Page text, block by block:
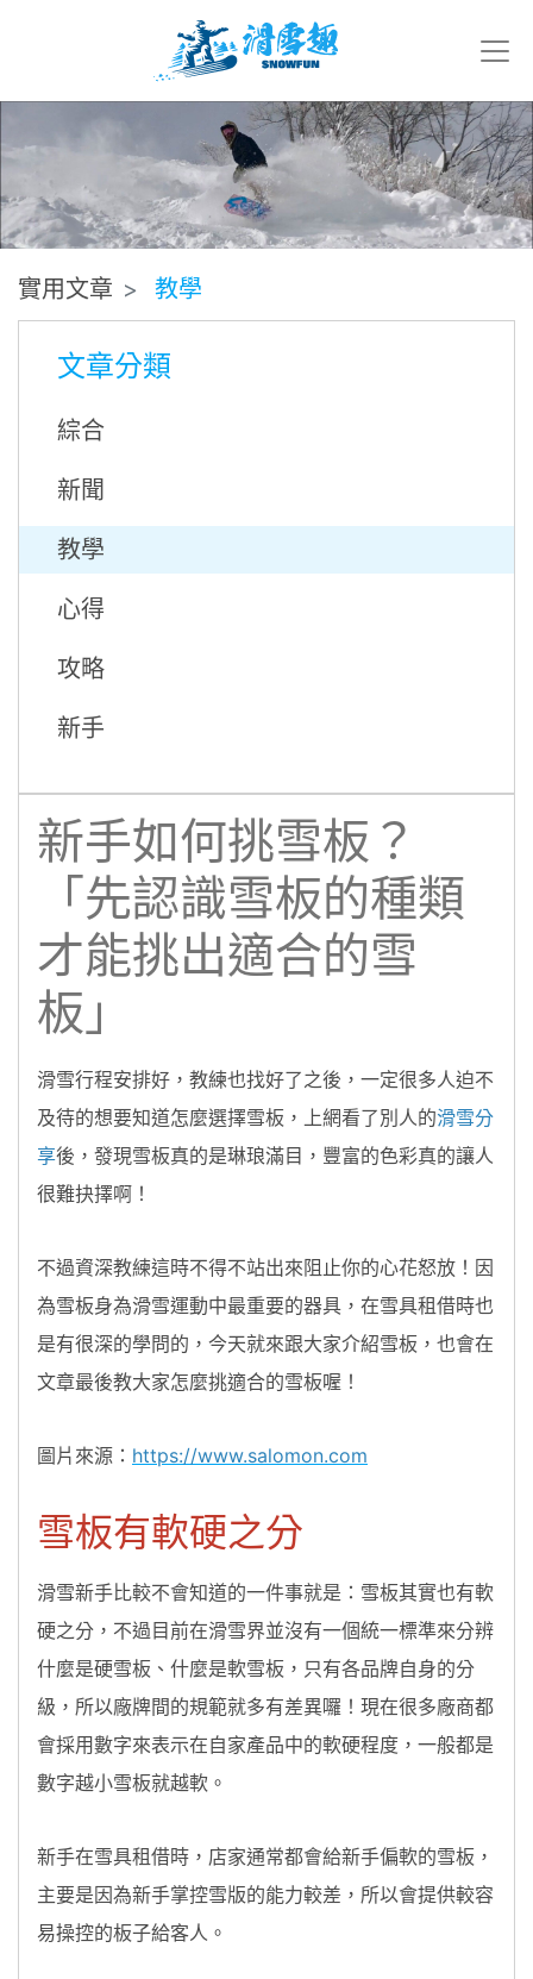
實用文章 教學
文章分類
綜合
新聞
教學
心得
攻略
新手
新手如何挑雪板？
「先認識雪板的種類
才能挑出適合的雪
板」
滑雪行程安排好，教練也找好了之後，一定很多人迫不
及待的想要知道怎麼選擇雪板，上網看了別人的滑雪分
享後，發現雪板真的是琳琅滿目，豐富的色彩真的讓人
很難抉擇啊！
不過資深教練這時不得不站出來阻止你的心花怒放！因
為雪板身為滑雪運動中最重要的器具，在雪具租借時也
是有很深的學問的，今天就來跟大家介紹雪板，也會在
文章最後教大家怎麼挑適合的雪板喔！
圖片來源： https://www.salomon.com
雪板有軟硬之分
滑雪新手比較不會知道的一件事就是：雪板其實也有軟
硬之分，不過目前在滑雪界並沒有一個統一標準來分辨
什麼是硬雪板、什麼是軟雪板，只有各品牌自身的分
級，所以廠牌間的規範就多有差異囉！現在很多廠商都
會採用數字來表示在自家產品中的軟硬程度，一般都是
數字越小雪板就越軟。
新手在雪具租借時，店家通常都會給新手偏軟的雪板，
主要是因為新手掌控雪版的能力較差，所以會提供較容
易操控的板子給客人。